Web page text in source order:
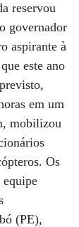
reservou
governador
aspirante à
este ano
em um
mobilizou
Os
(PE),